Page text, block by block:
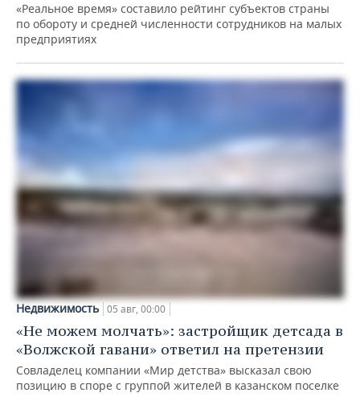
«Реальное время» составило рейтинг субъектов страны
по обороту и средней численности сотрудников на малых
предприятиях
Недвижимость 05 авг, 00:00
«Не можем молчать»: застройщик детсада в
«Волжской гавани» ответил на претензии
Совладелец компании «Мир детства» высказал свою
позицию в споре с группой жителей в казанском поселке